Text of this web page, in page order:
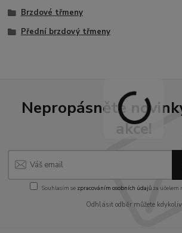
Brzdové třmeny
Přední brzdový třmeny
Nepropásněte
akce!
Souhlasím se zpracováním osobních údajůza účelem
Odhlásit odběr můžete kdykoliv